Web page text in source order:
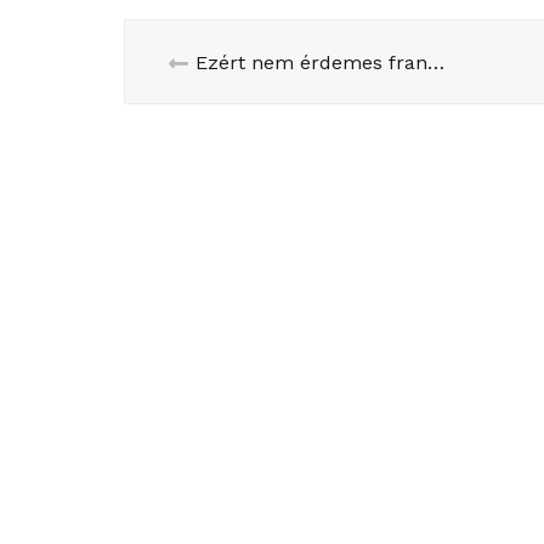
Ezért nem érdemes francia klímaszkeptikusnak lenni